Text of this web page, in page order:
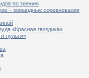
по зрению
– командные соревнования
«Красная гвоздика»
пульти»